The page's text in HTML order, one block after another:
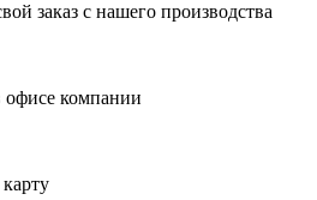
заказ с нашего производства
компании